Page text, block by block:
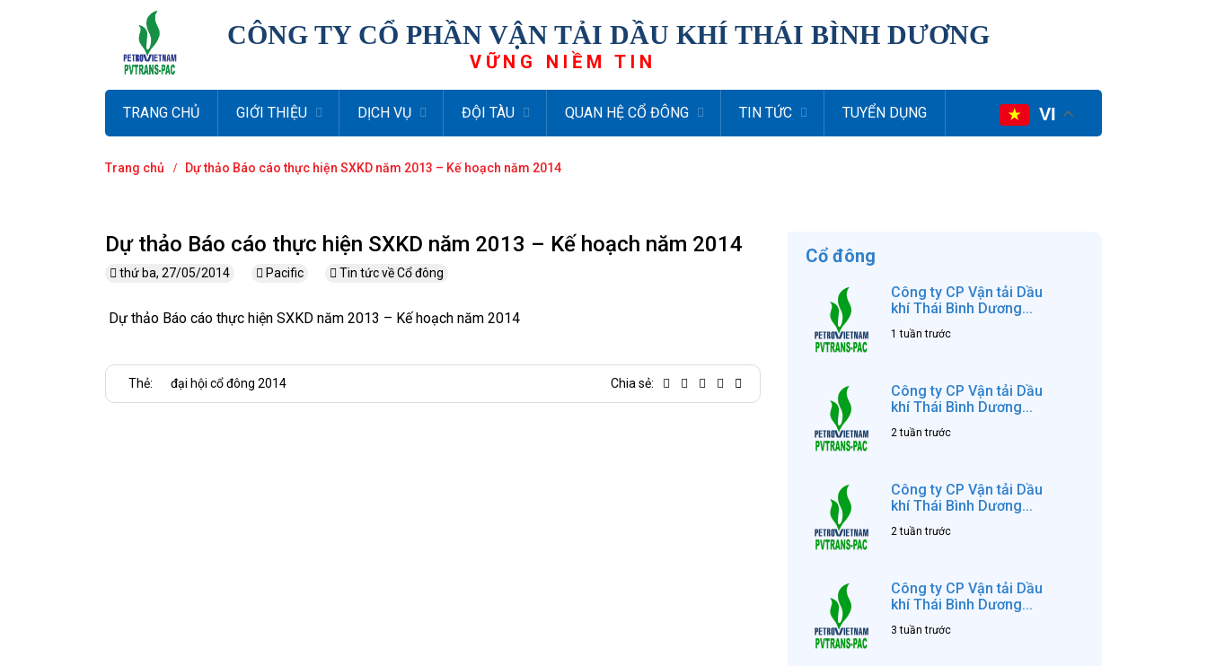
CÔNG TY CỔ PHẦN VẬN TẢI DẦU KHÍ THÁI BÌNH DƯƠNG
VỮNG NIỀM TIN
VI
TRANG CHỦ GIỚI THIỆU DỊCH VỤ ĐỘI TÀU QUAN HỆ CỔ ĐÔNG TIN TỨC TUYỂN DỤNG
Trang chủ Dự thảo Báo cáo thực hiện SXKD năm 2013 – Kế hoạch năm 2014
Dự thảo Báo cáo thực hiện SXKD năm 2013 – Kế hoạch năm 2014
thứ ba, 27/05/2014 Pacific Tin tức về Cổ đông
Dự thảo Báo cáo thực hiện SXKD năm 2013 – Kế hoạch năm 2014
Thẻ: đại hội cổ đông 2014 Chia sẻ:
Cổ đông
Công ty CP Vận tải Dầu
khí Thái Bình Dương...
1 tuần trước
Công ty CP Vận tải Dầu
khí Thái Bình Dương...
2 tuần trước
Công ty CP Vận tải Dầu
khí Thái Bình Dương...
2 tuần trước
Công ty CP Vận tải Dầu
khí Thái Bình Dương...
3 tuần trước